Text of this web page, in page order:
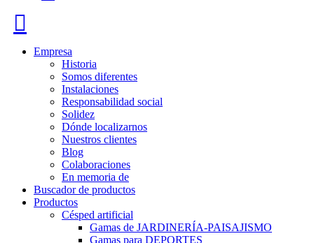
116
96
57
Empresa
Historia
Somos diferentes
Instalaciones
Responsabilidad social
Solidez
Dónde localizarnos
Nuestros clientes
Blog
Colaboraciones
En memoria de
Buscador de productos
Productos
Césped artificial
Gamas de JARDINERÍA-PAISAJISMO
Gamas para DEPORTES